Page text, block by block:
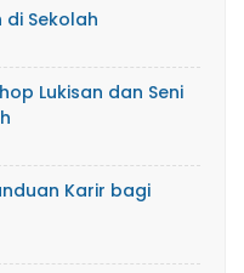
Sekolah
Lukisan dan Seni
Karir bagi